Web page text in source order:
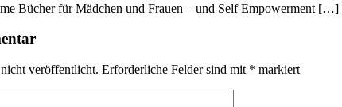
Bücher für Mädchen und Frauen – und Self Empowerment […]
veröffentlicht. Erforderliche Felder sind mit * markiert